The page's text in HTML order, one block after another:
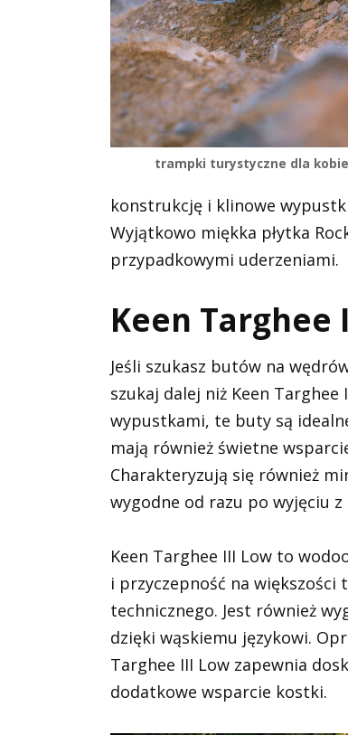
trampki turystyczne dla
konstrukcję i klinowe
Wyjątkowo miękka płytka
przypadkowymi uderzeniami.
Keen Targhee
Jeśli szukasz butów na
szukaj dalej niż Keen
wypustkami, te buty są
mają również świetne
Charakteryzują się również
wygodne od razu po wyjęciu z
Keen Targhee III Low to
i przyczepność na
technicznego. Jest również
dzięki wąskiemu językowi.
Targhee III Low zapewnia
dodatkowe wsparcie kostki.